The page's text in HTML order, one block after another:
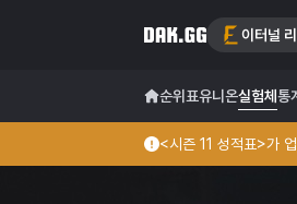
이터널
순위표유니온실험체 통
<시즌 11 성적표>가